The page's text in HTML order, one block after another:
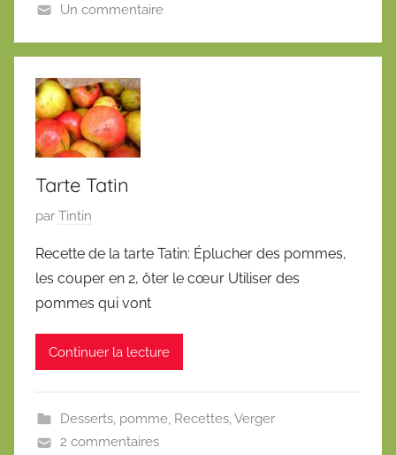
é
e
m
b
r
e
2
1
Un commentaire
Tarte Tatin
P
b
l
i
é
a
v
par Tintin
Recette de la tarte Tatin: Éplucher des pommes,
les couper en 2, ôter le cœur Utiliser des
pommes qui vont
Continuer la lecture
Desserts, pomme, Recettes,Verger
2 commentaires